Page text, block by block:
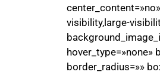
visibility,large-
hover_type=»none»
border_radius=»»